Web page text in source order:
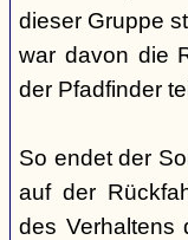
dieser Gruppe
war davon die
der Pfadfinder
So endet der
auf der
des Verhaltens